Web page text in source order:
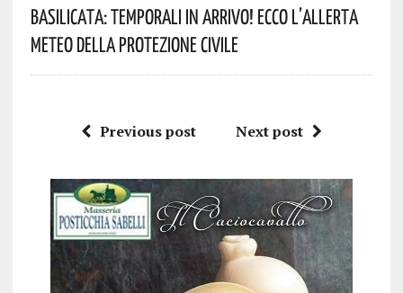
Basilicata: Temporali In Arrivo! Ecco L’allerta
Meteo Della Protezione Civile
Previous post Next post